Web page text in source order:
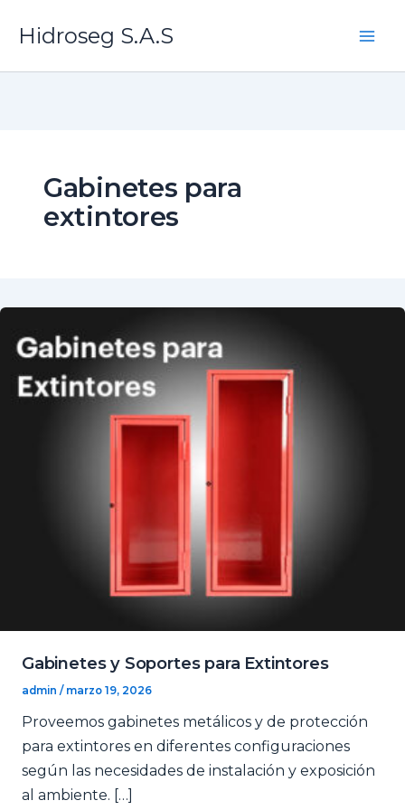
Hidroseg S.A.S
Gabinetes para
extintores
Gabinetes y Soportes para Extintores
admin / marzo 19, 2026
Proveemos gabinetes metálicos y de protección
para extintores en diferentes configuraciones
según las necesidades de instalación y exposición
al ambiente. […]